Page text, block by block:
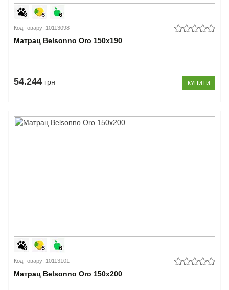
Код товару: 10113098
Матрац Belsonno Oro 150x190
54.244 грн КУПИТИ
Код товару: 10113101
Матрац Belsonno Oro 150x200